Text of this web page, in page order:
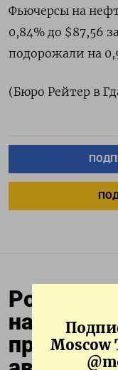
Moscow
Фьючерсы на
0,84% до $87,56
подорожали на
(Бюро Рейтер в
на такси
проблем